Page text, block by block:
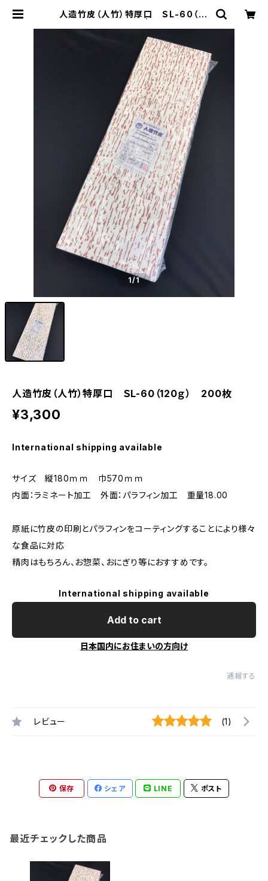
人造竹皮（人竹）特厚口 ＳL-60（12
1/1
人造竹皮（人竹）特厚口 ＳL-60（120ｇ） 200枚
¥3,300
International shipping available
サイズ 縦180ｍｍ 巾570ｍｍ
内面：ラミネート加工 外面：パラフィン加工 重量18.00
原紙に竹皮の印刷とパラフィンをコーティングすることにより様々
な食品に対応
精肉はもちろん、お惣菜、おにぎり等におすすめです。
International shipping available
Add to cart
日本国内にお住まいの方向け
通報する
レビュー (1)
保存 シェア LINE ポスト
最近チェックした商品